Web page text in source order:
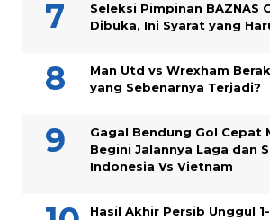
Seleksi Pimpinan BAZNAS
Dibuka, Ini Syarat yang
Man Utd vs Wrexham
yang Sebenarnya Terjadi?
Gagal Bendung Gol Cepat
Begini Jalannya Laga dan
Indonesia Vs Vietnam
Hasil Akhir Persib Unggul